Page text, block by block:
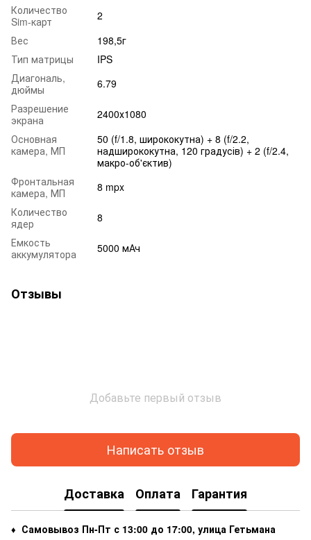
Количество
Sim-карт
2
Вес
198,5г
Тип матрицы
IPS
Диагональ,
дюймы
6.79
Разрешение
экрана
2400х1080
Основная
камера, МП
50 (f/1.8, ширококутна) + 8 (f/2.2,
надширококутна, 120 градусів) + 2 (f/2.4,
макро-об'єктив)
Фронтальная
камера, МП
8 mpx
Количество
ядер
8
Емкость
аккумулятора
5000 мАч
Отзывы
Добавьте первый отзыв
Написать отзыв
Доставка Оплата Гарантия
♦
Самовывоз Пн-Пт с 13:00 до 17:00, улица Гетьмана